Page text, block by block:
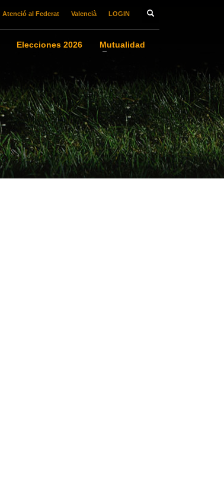
Atenció al Federat Valencià LOGIN
Elecciones 2026
Mutualidad